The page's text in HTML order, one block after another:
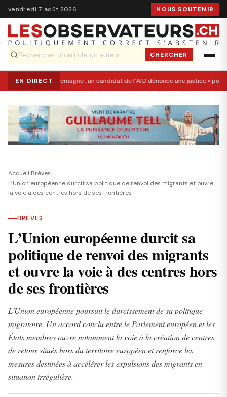
vendredi 7 août 2026 NOUS SOUTENIR
CHERCHER
EN DIRECTAllemagne : un candidat de l’AfD dénonce une justice «
Accueil›Brèves›
L’Union européenne durcit sa politique de renvoi des migrants et ouvre
la voie à des centres hors de ses frontières
BRÈVES
L’Union européenne durcit sa
politique de renvoi des migrants
et ouvre la voie à des centres hors
de ses frontières
L'Union européenne poursuit le durcissement de sa politique
migratoire. Un accord conclu entre le Parlement européen et les
États membres ouvre notamment la voie à la création de centres
de retour situés hors du territoire européen et renforce les
mesures destinées à accélérer les expulsions des migrants en
situation irrégulière.